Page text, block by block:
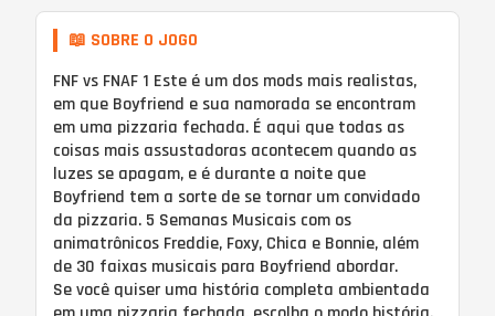
📖 SOBRE O JOGO
FNF vs FNAF 1 Este é um dos mods mais realistas,
em que Boyfriend e sua namorada se encontram
em uma pizzaria fechada. É aqui que todas as
coisas mais assustadoras acontecem quando as
luzes se apagam, e é durante a noite que
Boyfriend tem a sorte de se tornar um convidado
da pizzaria. 5 Semanas Musicais com os
animatrônicos Freddie, Foxy, Chica e Bonnie, além
de 30 faixas musicais para Boyfriend abordar.
Se você quiser uma história completa ambientada